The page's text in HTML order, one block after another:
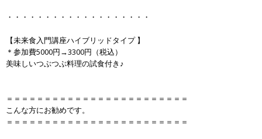
・・・・・・・・・・・・・・・・・・・
【未来食入門講座ハイブリッドタイプ 】
＊参加費5000円→3300円（税込）
美味しいつぶつぶ料理の試食付き♪
＝＝＝＝＝＝＝＝＝＝＝＝＝＝＝＝＝＝＝＝＝＝＝＝
こんな方にお勧めです。
＝＝＝＝＝＝＝＝＝＝＝＝＝＝＝＝＝＝＝＝＝＝＝＝